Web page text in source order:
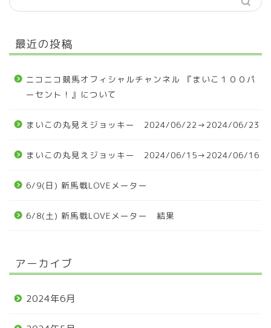
最近の投稿
ニコニコ競馬オフィシャルチャンネル 『まいこ１００パ
ーセント！』について
まいこの丸見えジョッキー 2024/06/22→2024/06/23
まいこの丸見えジョッキー 2024/06/15→2024/06/16
6/9(日) 新馬戦LOVEメーター
6/8(土) 新馬戦LOVEメーター 結果
アーカイブ
2024年6月